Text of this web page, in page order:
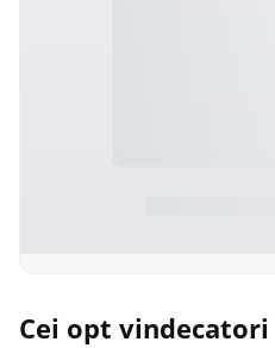
Cei opt